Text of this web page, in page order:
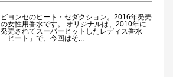
ビヨンセのヒート・セダクション。2016年発売
の女性用香水です。 オリジナルは、2010年に
発売されてスーパーヒットしたレディス香水
「ヒート」で、今回はそ...